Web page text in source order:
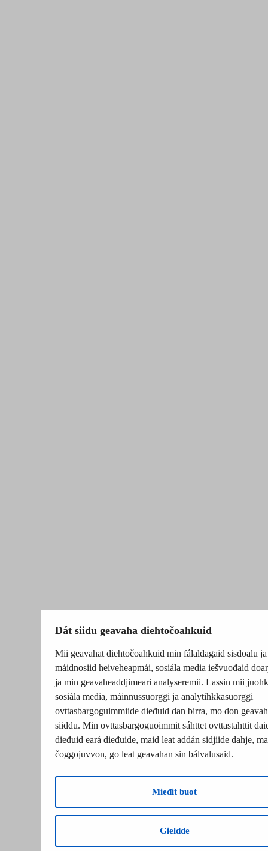
Dát siidu geavaha diehtočoahkuid
Mii geavahat diehtočoahkuid min fálaldagaid sisdoalu ja
máidnosiid heiveheapmái, sosiála media iešvuođaid
ja min geavaheaddjimeari analyseremii. Lassin mii
sosiála media, máinnussuorggi ja analytihkkasuorggi
ovttasbargoguimmiide dieđuid dan birra, mo don
siiddu. Min ovttasbargoguoimmit sáhttet ovttastahttit
dieđuid eará dieđuide, maid leat addán sidjiide dahje,
čoggojuvvon, go leat geavahan sin bálvalusaid.
Mieđit buot
Gieldde